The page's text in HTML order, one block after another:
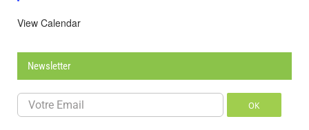
View Calendar
Newsletter
OK